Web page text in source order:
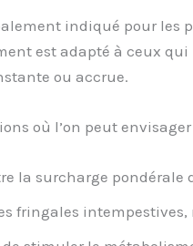
indiqué pour les
est adapté à ceux
ou accrue.
où l’on peut
la surcharge
fringales